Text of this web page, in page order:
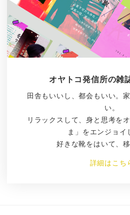
オヤトコ発信所の雑
田舎もいいし、都会もいい。
い。
リラックスして、身と思考を
ま」をエンジョイ
好きな靴をはいて、移
詳細はこち